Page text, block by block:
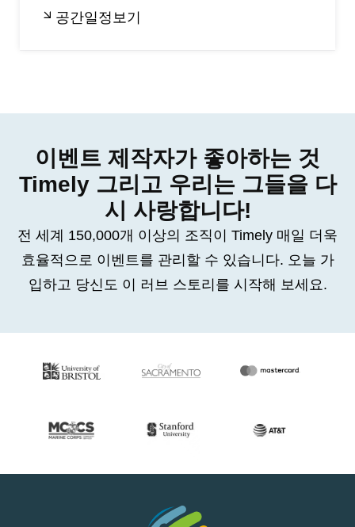
공간일정보기
이벤트 제작자가 좋아하는 것
Timely 그리고 우리는 그들을 다
시 사랑합니다!
전 세계 150,000개 이상의 조직이 Timely 매일 더욱
효율적으로 이벤트를 관리할 수 있습니다. 오늘 가
입하고 당신도 이 러브 스토리를 시작해 보세요.